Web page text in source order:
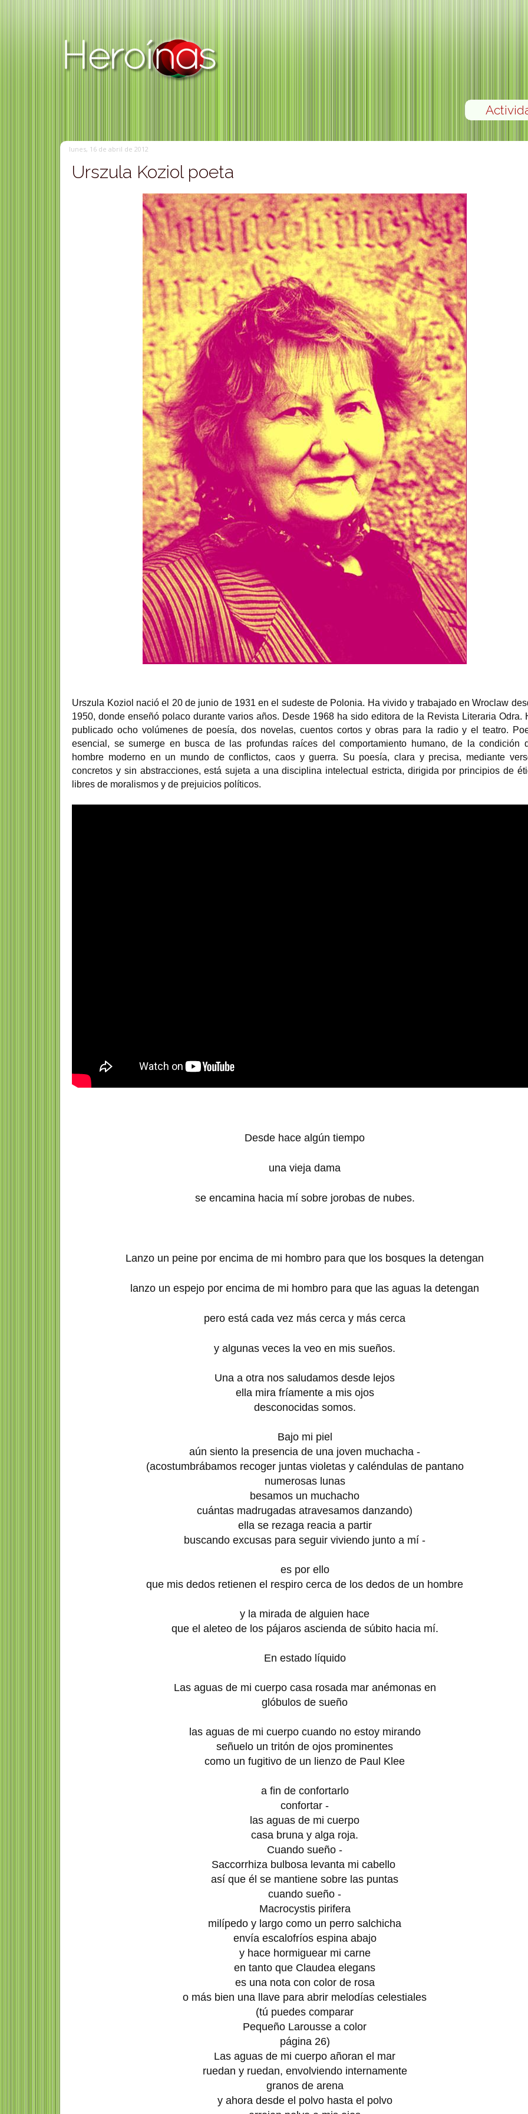
lunes, 16 de abril de 2012
Urszula Koziol poeta
Urszula Koziol nació el 20 de junio de 1931 en el sudeste de Polonia. Ha vivido y trabajado en Wroclaw
1950, donde enseñó polaco durante varios años. Desde 1968 ha sido editora de la Revista Literaria Odra.
publicado ocho volúmenes de poesía, dos novelas, cuentos cortos y obras para la radio y el teatro.
esencial, se sumerge en busca de las profundas raíces del comportamiento humano, de la condición
hombre moderno en un mundo de conflictos, caos y guerra. Su poesía, clara y precisa, mediante
concretos y sin abstracciones, está sujeta a una disciplina intelectual estricta, dirigida por principios de
libres de moralismos y de prejuicios políticos.
Desde hace algún tiempo
una vieja dama
se encamina hacia mí sobre jorobas de nubes.
Lanzo un peine por encima de mi hombro para que los bosques la detengan
lanzo un espejo por encima de mi hombro para que las aguas la detengan
pero está cada vez más cerca y más cerca
y algunas veces la veo en mis sueños.
Una a otra nos saludamos desde lejos
ella mira fríamente a mis ojos
desconocidas somos.
Bajo mi piel
aún siento la presencia de una joven muchacha -
(acostumbrábamos recoger juntas violetas y caléndulas de pantano
numerosas lunas
besamos un muchacho
cuántas madrugadas atravesamos danzando)
ella se rezaga reacia a partir
buscando excusas para seguir viviendo junto a mí -
es por ello
que mis dedos retienen el respiro cerca de los dedos de un hombre
y la mirada de alguien hace
que el aleteo de los pájaros ascienda de súbito hacia mí.
En estado líquido
Las aguas de mi cuerpo casa rosada mar anémonas en
glóbulos de sueño
las aguas de mi cuerpo cuando no estoy mirando
señuelo un tritón de ojos prominentes
como un fugitivo de un lienzo de Paul Klee
a fin de confortarlo
confortar -
las aguas de mi cuerpo
casa bruna y alga roja.
Cuando sueño -
Saccorrhiza bulbosa levanta mi cabello
así que él se mantiene sobre las puntas
cuando sueño -
Macrocystis pirifera
milípedo y largo como un perro salchicha
envía escalofríos espina abajo
y hace hormiguear mi carne
en tanto que Claudea elegans
es una nota con color de rosa
o más bien una llave para abrir melodías celestiales
(tú puedes comparar
Pequeño Larousse a color
página 26)
Las aguas de mi cuerpo añoran el mar
ruedan y ruedan, envolviendo internamente
granos de arena
y ahora desde el polvo hasta el polvo
Angélique Kidjo cantante y
Angélique Kpasseloko Hinto
Hounsinou Kandjo Manta Zogbin
Kidjo (Ouidah; 14 de julio de 1960),...
Mireia Bofill
traductora,
feminista
Mireia Bofill Abelló (
Chile , 1944) es una
editora de profesión